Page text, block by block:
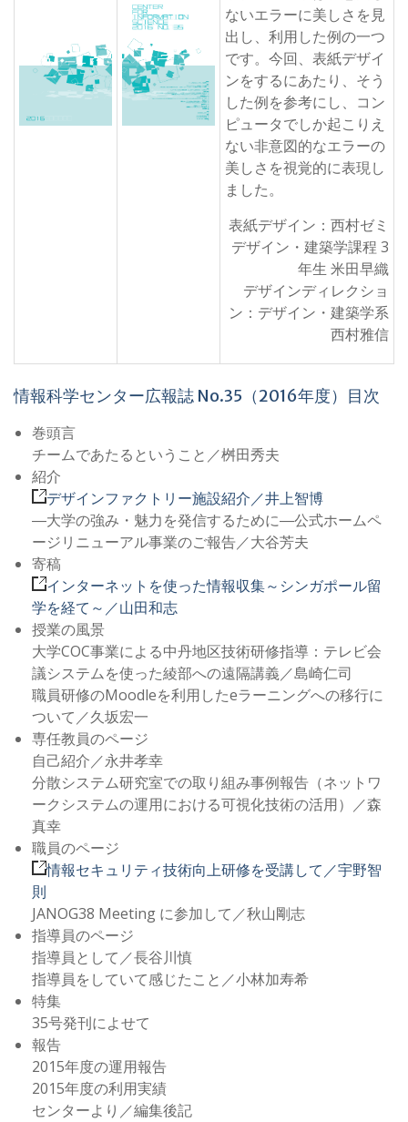
ないエラーに美しさを見
出し、利用した例の一つ
です。今回、表紙デザイ
ンをするにあたり、そう
した例を参考にし、コン
ピュータでしか起こりえ
ない非意図的なエラーの
美しさを視覚的に表現し
ました。
表紙デザイン：西村ゼミ
デザイン・建築学課程 3
年生 米田早織
デザインディレクショ
ン：デザイン・建築学系
西村雅信
情報科学センター広報誌 No.35（2016年度）目次
巻頭言
チームであたるということ／桝田秀夫
紹介
デザインファクトリー施設紹介／井上智博
―大学の強み・魅力を発信するために―公式ホームペ
ージリニューアル事業のご報告／大谷芳夫
寄稿
インターネットを使った情報収集～シンガポール留
学を経て～／山田和志
授業の風景
大学COC事業による中丹地区技術研修指導：テレビ会
議システムを使った綾部への遠隔講義／島崎仁司
職員研修のMoodleを利用したeラーニングへの移行に
ついて／久坂宏一
専任教員のページ
自己紹介／永井孝幸
分散システム研究室での取り組み事例報告（ネットワ
ークシステムの運用における可視化技術の活用）／森
真幸
職員のページ
情報セキュリティ技術向上研修を受講して／宇野智
則
JANOG38 Meeting に参加して／秋山剛志
指導員のページ
指導員として／長谷川慎
指導員をしていて感じたこと／小林加寿希
特集
35号発刊によせて
報告
2015年度の運用報告
2015年度の利用実績
センターより／編集後記